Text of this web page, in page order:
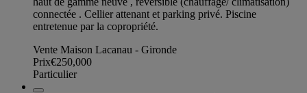
connectée . Cellier attenant et parking privé. Piscine
entretenue par la copropriété.
Vente Maison Lacanau - Gironde
Prix€250,000
Particulier